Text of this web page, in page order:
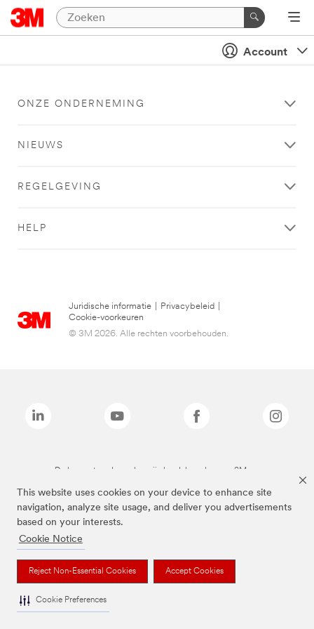
This website uses cookies on your device to enhance site
navigation, analyze site usage, and deliver you advertisements
based on your interests.
Cookie Notice
Reject Non-Essential Cookies Accept Cookies
Cookie Preferences
Account
ONZE ONDERNEMING
NIEUWS
REGELGEVING
HELP
Juridische informatie Privacybeleid
Cookie-voorkeuren
© 3M 2026. Alle rechten voorbehouden.
De bovenstaande merken zijn handelsmerken van 3M.we